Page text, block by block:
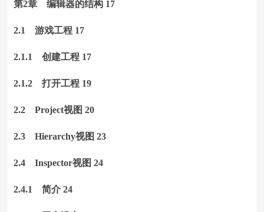
第2章 编辑器的结构 17
2.1 游戏工程 17
2.1.1 创建工程 17
2.1.2 打开工程 19
2.2 Project视图 20
2.3 Hierarchy视图 23
2.4 Inspector视图 24
2.4.1 简介 24